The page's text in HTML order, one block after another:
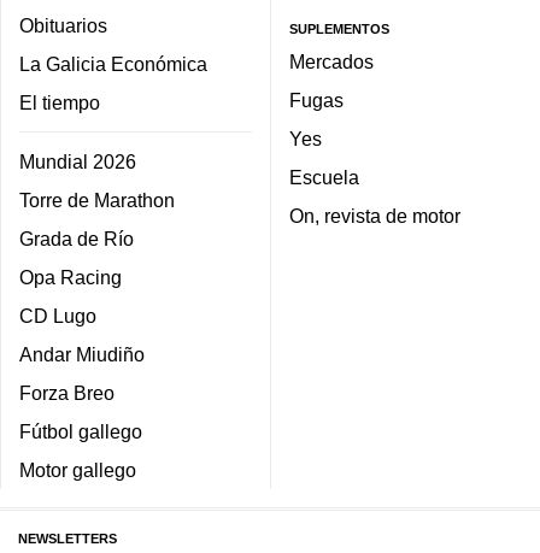
Obituarios
La Galicia Económica
El tiempo
Mundial 2026
Torre de Marathon
Grada de Río
Opa Racing
CD Lugo
Andar Miudiño
Forza Breo
Fútbol gallego
Motor gallego
SUPLEMENTOS
Mercados
Fugas
Yes
Escuela
On, revista de motor
NEWSLETTERS